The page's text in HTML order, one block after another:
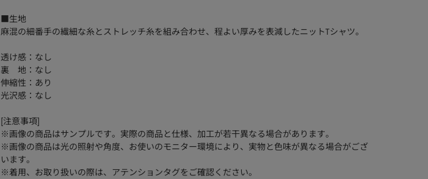
■生地
麻混の細番手の繊細な糸とストレッチ糸を組み合わせ、程よい厚みを表減したニットTシャツ。
透け感：なし
裏 地：なし
伸縮性：あり
光沢感：なし
[注意事項]
※画像の商品はサンプルです。実際の商品と仕様、加工が若干異なる場合があります。
※画像の商品は光の照射や角度、お使いのモニター環境により、実物と色味が異なる場合がござ
います。
※着用、お取り扱いの際は、アテンションタグをご確認ください。